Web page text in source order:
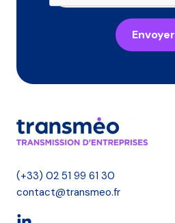
Envoyer
(+33) 02 51 99 61 30
contact@transmeo.fr